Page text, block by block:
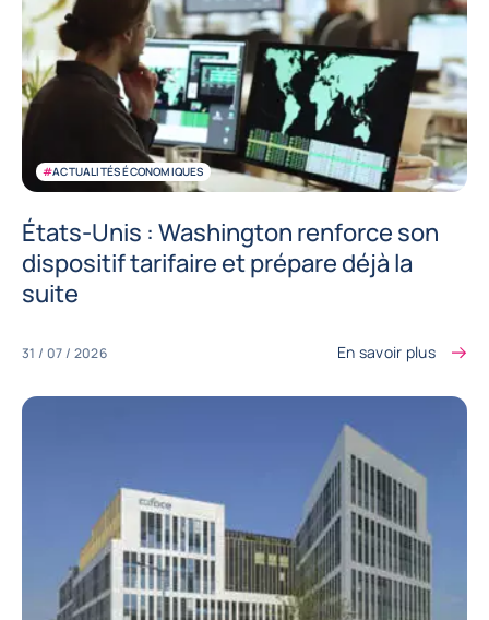
#ACTUALITÉS ÉCONOMIQUES
États-Unis : Washington renforce son
dispositif tarifaire et prépare déjà la
suite
31 / 07 / 2026 En savoir plus